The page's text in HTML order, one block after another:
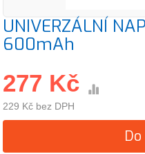
UNIVERZÁLNÍ
600mAh
277 Kč
229 Kč bez DPH